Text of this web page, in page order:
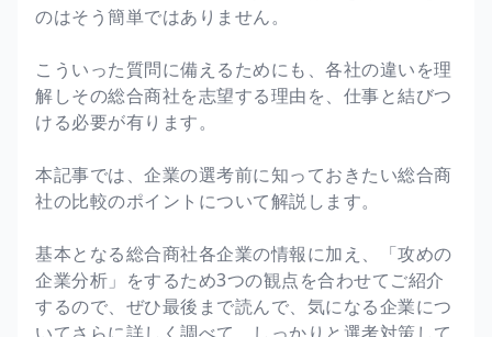
のはそう簡単ではありません。
こういった質問に備えるためにも、各社の違いを理
解しその総合商社を志望する理由を、仕事と結びつ
ける必要が有ります。
本記事では、企業の選考前に知っておきたい総合商
社の比較のポイントについて解説します。
基本となる総合商社各企業の情報に加え、「攻めの
企業分析」をするため3つの観点を合わせてご紹介
するので、ぜひ最後まで読んで、気になる企業につ
いてさらに詳しく調べて、しっかりと選考対策して